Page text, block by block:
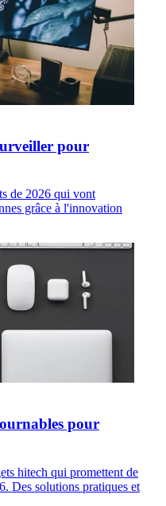
pour
de 2026 qui vont
grâce à l'innovation
pour
hitech qui promettent de
Des solutions pratiques et